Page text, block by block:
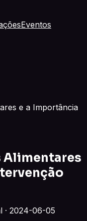
Eventos
e a Importância
Alimentares
· 2024-06-05